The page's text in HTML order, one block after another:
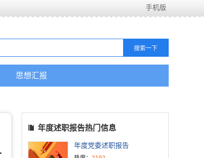
手机版
思想汇报
年度述职报告热门信息
年度党委述职报告